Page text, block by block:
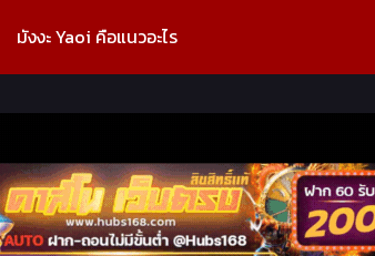
มังงะ Yaoi คือแนวอะไร